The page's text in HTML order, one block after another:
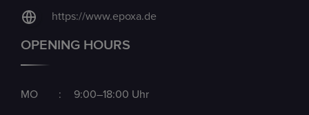
https://www.epoxa.de
OPENING HOURS
MO : 9:00–18:00 Uhr